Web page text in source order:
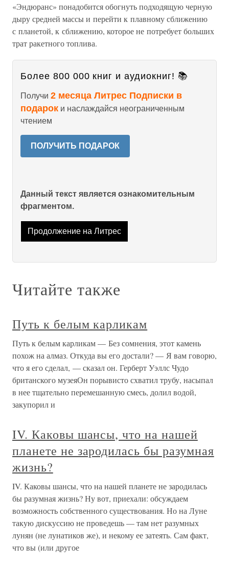
«Эндюранс» понадобится обогнуть подходящую черную
дыру средней массы и перейти к плавному сближению
с планетой, к сближению, которое не потребует больших
трат ракетного топлива.
Более 800 000 книг и аудиокниг! 📚
Получи 2 месяца Литрес Подписки в
подарок и наслаждайся неограниченным
чтением
ПОЛУЧИТЬ ПОДАРОК
Данный текст является ознакомительным
фрагментом.
Продолжение на Литрес
Читайте также
Путь к белым карликам
Путь к белым карликам — Без сомнения, этот камень
похож на алмаз. Откуда вы его достали? — Я вам говорю,
что я его сделал, — сказал он. Герберт Уэллс Чудо
британского музеяОн порывисто схватил трубу, насыпал
в нее тщательно перемешанную смесь, долил водой,
закупорил и
IV. Каковы шансы, что на нашей
планете не зародилась бы разумная
жизнь?
IV. Каковы шансы, что на нашей планете не зародилась
бы разумная жизнь? Ну вот, приехали: обсуждаем
возможность собственного существования. Но на Луне
такую дискуссию не проведешь — там нет разумных
лунян (не лунатиков же), и некому ее затеять. Сам факт,
что вы (или другое